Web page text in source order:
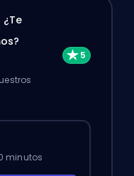
minutos